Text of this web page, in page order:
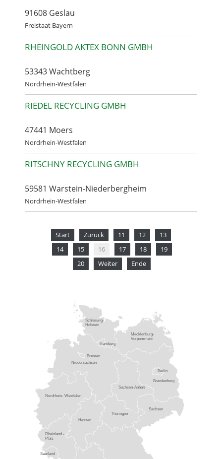
91608 Geslau
Freistaat Bayern
RHEINGOLD AKTEX BONN GMBH
53343 Wachtberg
Nordrhein-Westfalen
RIEDEL RECYCLING GMBH
47441 Moers
Nordrhein-Westfalen
RITSCHNY RECYCLING GMBH
59581 Warstein-Niederbergheim
Nordrhein-Westfalen
Start Zurück 11 12
13
14
15 16 17 18
19
20
Weiter Ende
Brandenburg
Hessen
Mecklenburg-
Vorpommern
Niedersachsen
Nordrhein- Westfalen
Rheinland -
Pfalz
Sachsen
Sachsen-Anhalt
Schleswig-
Holstein
Thüringen
Berlin
Bremen
Hamburg
Saarland